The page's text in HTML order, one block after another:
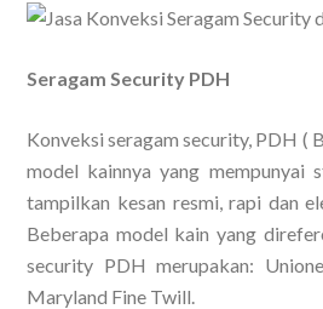
Seragam Security PDH
Konveksi seragam security, PDH (
model kainnya yang mempunyai
tampilkan kesan resmi, rapi dan
Beberapa model kain yang
security PDH merupakan:
Maryland Fine Twill.